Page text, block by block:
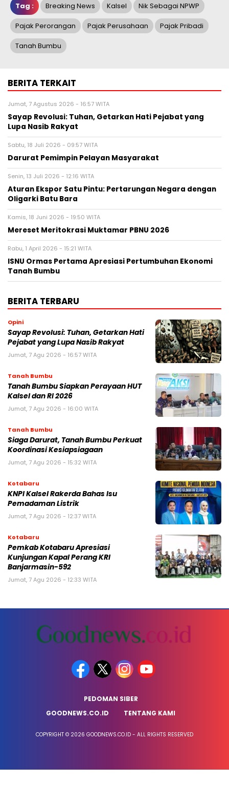
Tag : Breaking News Kalsel Nik Sebagai NPWP
Pajak Perorangan Pajak Perusahaan Pajak Pribadi
Tanah Bumbu
BERITA TERKAIT
Jumat, 7 Agustus 2026 - 16:57 WITA
Sayap Revolusi: Tuhan, Getarkan Hati Pejabat yang
Lupa Nasib Rakyat
Sabtu, 18 Juli 2026 - 09:57 WITA
Darurat Pemimpin Pelayan Masyarakat
Senin, 13 Juli 2026 - 12:16 WITA
Aturan Ekspor Satu Pintu: Pertarungan Negara dengan
Oligarki Batu Bara
Kamis, 18 Juni 2026 - 19:50 WITA
Mereset Meritokrasi Muktamar PBNU 2026
Rabu, 1 April 2026 - 15:21 WITA
ISNU Ormas Pertama Apresiasi Pertumbuhan Ekonomi
Tanah Bumbu
BERITA TERBARU
Opini
Sayap Revolusi: Tuhan, Getarkan Hati
Pejabat yang Lupa Nasib Rakyat
Jumat, 7 Agu 2026 - 16:57 WITA
Tanah Bumbu
Tanah Bumbu Siapkan Perayaan HUT
Kalsel dan RI 2026
Jumat, 7 Agu 2026 - 16:00 WITA
Tanah Bumbu
Siaga Darurat, Tanah Bumbu Perkuat
Koordinasi Kesiapsiagaan
Jumat, 7 Agu 2026 - 15:32 WITA
Kotabaru
KNPI Kalsel Rakerda Bahas Isu
Pemadaman Listrik
Jumat, 7 Agu 2026 - 12:37 WITA
Kotabaru
Pemkab Kotabaru Apresiasi
Kunjungan Kapal Perang KRI
Banjarmasin-592
Jumat, 7 Agu 2026 - 12:33 WITA
PEDOMAN SIBER
GOODNEWS.CO.ID
TENTANG KAMI
COPYRIGHT © 2026 GOODNEWS.CO.ID - ALL RIGHTS RESERVED